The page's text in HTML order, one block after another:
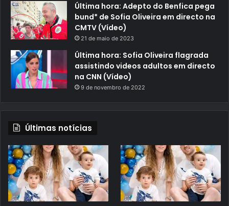
Última hora: Adepto do Benfica pega
bund* de Sofia Oliveira em directo na
CMTV (Vídeo)
21 de maio de 2023
Última hora: Sofia Oliveira flagrada
assistindo videos adultos em directo
na CNN (Vídeo)
9 de novembro de 2022
Últimas notícias